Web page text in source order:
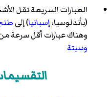
العبارات السريعة تقل
(بأندلوسيا،إسبانيا) إلى
وهناك عبارات أقل سرعة
وسبتة